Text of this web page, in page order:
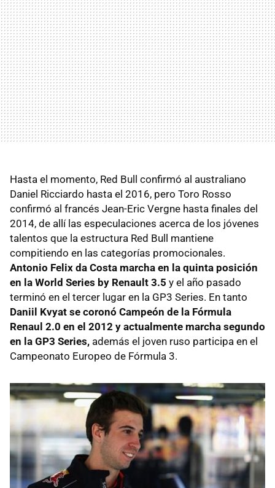
Hasta el momento, Red Bull confirmó al australiano
Daniel Ricciardo hasta el 2016, pero Toro Rosso
confirmó al francés Jean-Eric Vergne hasta finales del
2014, de allí las especulaciones acerca de los jóvenes
talentos que la estructura Red Bull mantiene
compitiendo en las categorías promocionales.
Antonio Felix da Costa marcha en la quinta posición
en la World Series by Renault 3.5 y el año pasado
terminó en el tercer lugar en la GP3 Series. En tanto
Daniil Kvyat se coronó Campeón de la Fórmula
Renaul 2.0 en el 2012 y actualmente marcha segundo
en la GP3 Series, además el joven ruso participa en el
Campeonato Europeo de Fórmula 3.